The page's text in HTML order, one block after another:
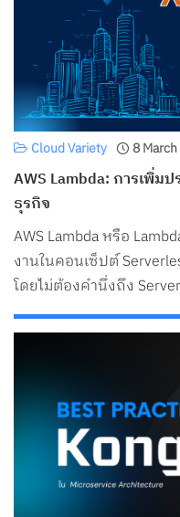
8
Cloud Variety
AWS Lambda: การเพิ่ม
ธุรกิจ
AWS Lambda หรือ
งานในคอนเซ็ปต์
โดยไม่ต้องคำนึ่งถึง Server